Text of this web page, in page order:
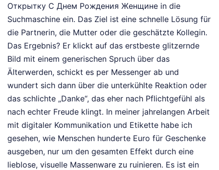
Открытку С Днем Рождения Женщине in die
Suchmaschine ein. Das Ziel ist eine schnelle Lösung für
die Partnerin, die Mutter oder die geschätzte Kollegin.
Das Ergebnis? Er klickt auf das erstbeste glitzernde
Bild mit einem generischen Spruch über das
Älterwerden, schickt es per Messenger ab und
wundert sich dann über die unterkühlte Reaktion oder
das schlichte „Danke“, das eher nach Pflichtgefühl als
nach echter Freude klingt. In meiner jahrelangen Arbeit
mit digitaler Kommunikation und Etikette habe ich
gesehen, wie Menschen hunderte Euro für Geschenke
ausgeben, nur um den gesamten Effekt durch eine
lieblose, visuelle Massenware zu ruinieren. Es ist ein